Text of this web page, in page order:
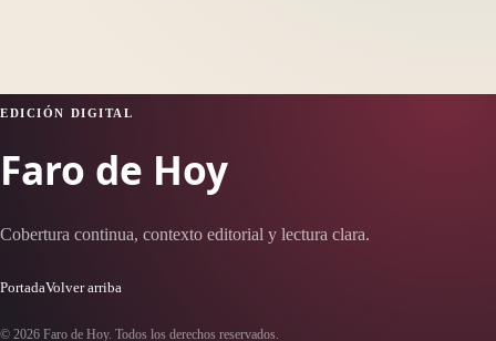
EDICIÓN DIGITAL
Faro de Hoy
Cobertura continua, contexto editorial y lectura clara.
PortadaVolver arriba
© 2026 Faro de Hoy. Todos los derechos reservados.